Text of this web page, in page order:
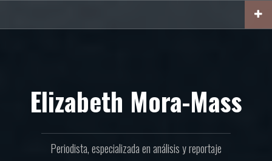
contenido
Elizabeth Mora-Mass
Periodista, especializada en análisis y reportaje